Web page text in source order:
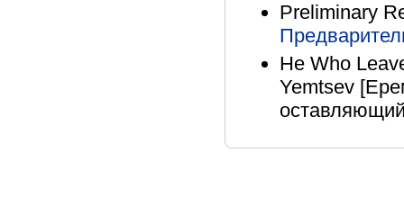
Preliminary
He Who
Yemtsev